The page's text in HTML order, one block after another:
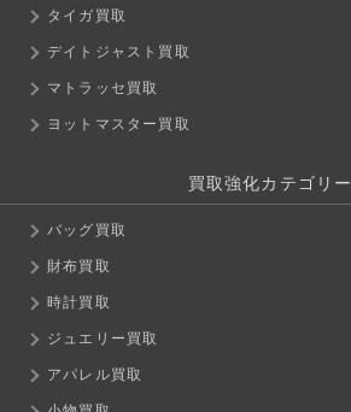
タイガ買取
デイトジャスト買取
マトラッセ買取
ヨットマスター買取
買取強化カテゴリー
バッグ買取
財布買取
時計買取
ジュエリー買取
アパレル買取